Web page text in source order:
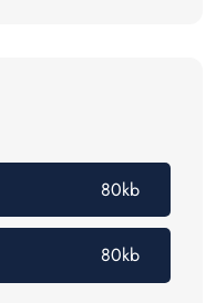
80kb
80kb